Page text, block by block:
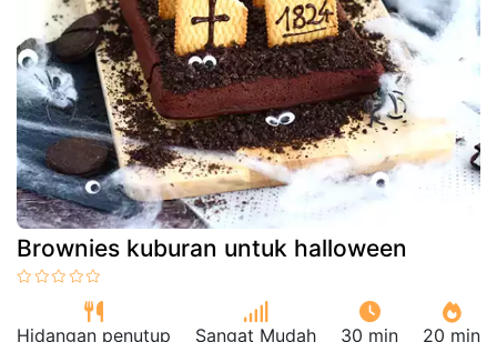
Brownies kuburan untuk halloween
Hidangan penutup Sangat Mudah 30 min 20 min